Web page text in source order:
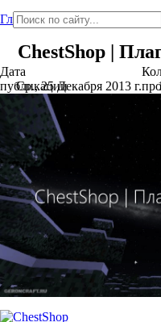
Главная
ChestShop |
Дата
публикации
Ср., 25 Декабря 2013 г.